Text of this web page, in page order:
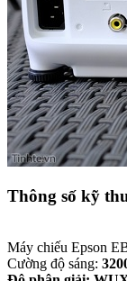
Thông số kỹ
Máy chiếu Epson
Cường độ sáng: